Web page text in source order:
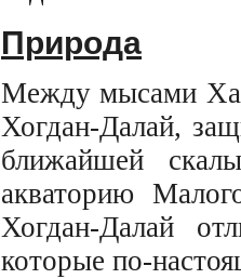
Природа
Между мысами
Хогдан-Далай,
ближайшей
акваторию
Хогдан-Далай
которые по-